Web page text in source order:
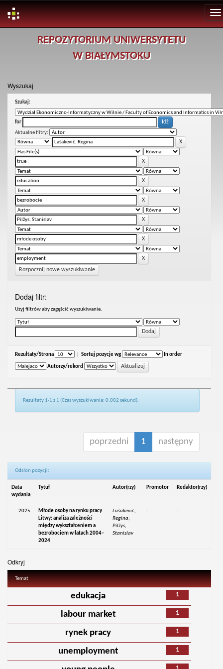
REPOZYTORIUM UNIWERSYTETU
W BIAŁYMSTOKU
Wyszukaj
Szukaj:
for
Aktualne filtry:
Rozpocznij nowe wyszukiwanie
Dodaj filtr:
Uzyj filtrów aby zagęścić wyszukiwanie.
Rezultaty/Strona Sortuj pozycje wg In order
Autorzy/rekord
Rezultaty 1-1 z 1 (Czas wyszukiwania: 0.002 sekund).
poprzedni 1 następny
Odsłon pozycji:
Data
wydania
Tytuł Autor(rzy) Promotor Redaktor(rzy)
2025
Młode osoby na rynku pracy
Litwy: analiza zależności
między wykształceniem a
bezrobociem w latach 2004–
2024
Lašakevič,
Regina;
Pilžys,
Stanislav
- -
Odkryj
Temat
1
edukacja
1
labour market
1
rynek pracy
1
unemployment